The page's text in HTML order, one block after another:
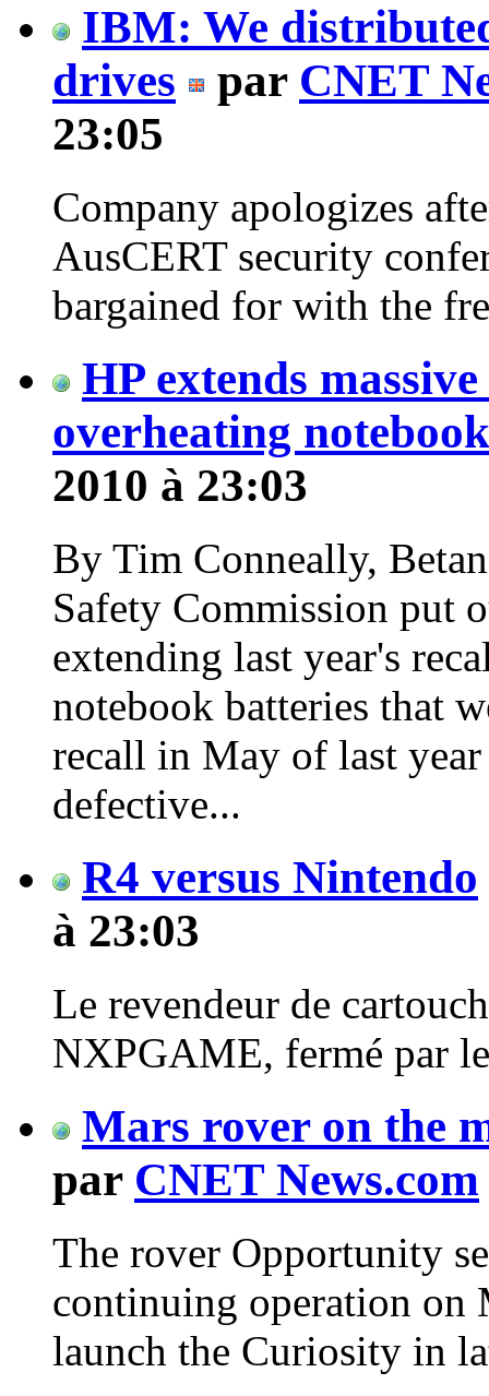
IBM: We
drives
par CNET
23:05
Company apologizes
AusCERT security
bargained for with the
HP extends
overheating
2010 à 23:03
By Tim Conneally,
Safety Commission put
extending last year's
notebook batteries that
recall in May of last
defective...
R4 versus Nintendo
à 23:03
Le revendeur de
NXPGAME, fermé par
Mars rover on the
par CNET News.com
The rover Opportunity
continuing operation on
launch the Curiosity in